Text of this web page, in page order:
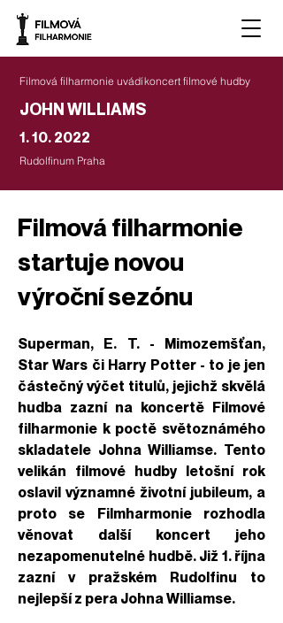
Filmová filharmonie uvádíkoncert filmové hudby
JOHN WILLIAMS
1. 10. 2022
Rudolfinum Praha
Filmová filharmonie
startuje novou
výroční sezónu
Superman, E. T. - Mimozemšťan,
Star Wars či Harry Potter - to je jen
částečný výčet titulů, jejichž skvělá
hudba zazní na koncertě Filmové
filharmonie k poctě světoznámého
skladatele Johna Williamse. Tento
velikán filmové hudby letošní rok
oslavil významné životní jubileum, a
proto se Filmharmonie rozhodla
věnovat další koncert jeho
nezapomenutelné hudbě. Již 1. října
zazní v pražském Rudolfinu to
nejlepší z pera Johna Williamse.